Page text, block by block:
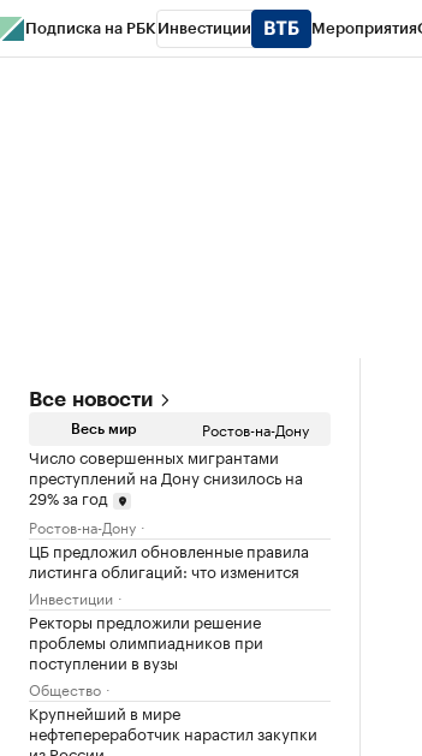
Подписка на РБК Инвестиции Мероприятия
Все новости
Весь мир Ростов-на-Дону
Число совершенных мигрантами
преступлений на Дону снизилось на
29% за год
Ростов-на-Дону
ЦБ предложил обновленные правила
листинга облигаций: что изменится
Инвестиции
Ректоры предложили решение
проблемы олимпиадников при
поступлении в вузы
Общество
Крупнейший в мире
нефтепереработчик нарастил закупки